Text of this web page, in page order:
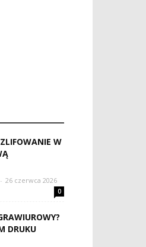
W
- 26 czerwca 2026
0
DRUKU